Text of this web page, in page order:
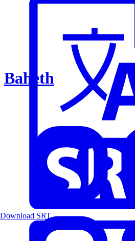
Baheth
Download SRT